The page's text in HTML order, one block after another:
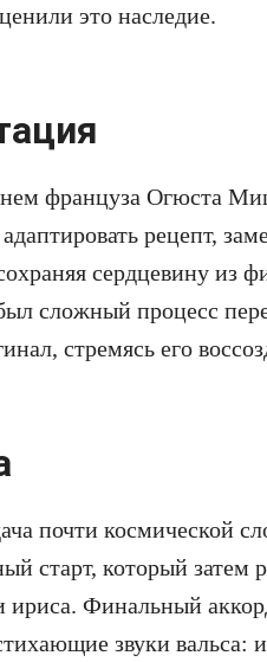
это наследие.
француза Огюста
рецепт,
сердцевину из
сложный процесс
стремясь его
почти космической
старт, который затем
ириса. Финальный
звуки вальса: